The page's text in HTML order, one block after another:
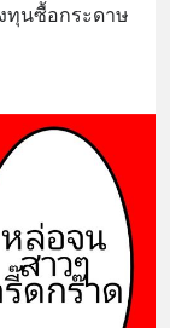
ทุนซื้อกระดาษ